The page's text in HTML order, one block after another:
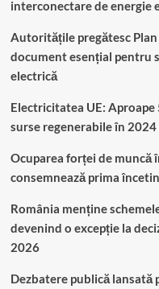
interconectare de energie
Autoritățile pregătesc
document esențial pentru
electrică
Electricitatea UE:
surse regenerabile în 2024
Ocuparea forței de
consemnează prima
România menține
devenind o excepție la
2026
Dezbatere publică